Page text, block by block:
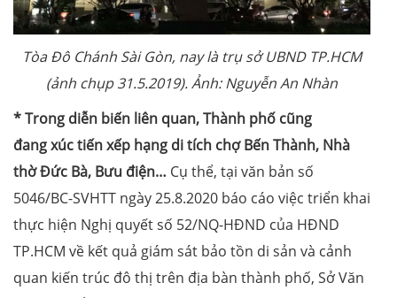
Tòa Đô Chánh Sài Gòn, nay là trụ sở UBND TP.HCM
(ảnh chụp 31.5.2019). Ảnh: Nguyễn An Nhàn
* Trong diễn biến liên quan, Thành phố cũng
đang xúc tiến xếp hạng di tích chợ Bến Thành, Nhà
thờ Đức Bà, Bưu điện… Cụ thể, tại văn bản số
5046/BC-SVHTT ngày 25.8.2020 báo cáo việc triển khai
thực hiện Nghị quyết số 52/NQ-HĐND của HĐND
TP.HCM về kết quả giám sát bảo tồn di sản và cảnh
quan kiến trúc đô thị trên địa bàn thành phố, Sở Văn